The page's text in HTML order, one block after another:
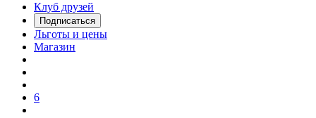
Клуб друзей
Подписаться
Льготы и цены
Магазин
6